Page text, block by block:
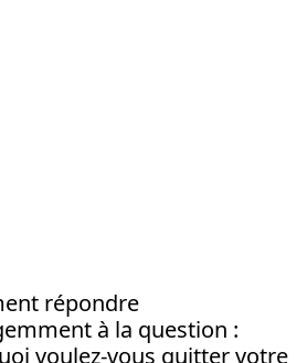
répondre
à la question :
voulez-vous quitter votre